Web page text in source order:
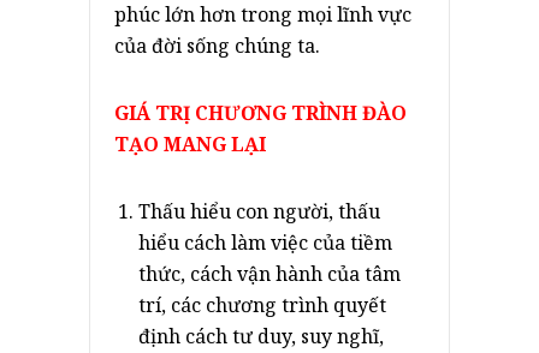
phúc lớn hơn trong mọi lĩnh vực
của đời sống chúng ta.
GIÁ TRỊ CHƯƠNG TRÌNH ĐÀO
TẠO MANG LẠI
Thấu hiểu con người, thấu
hiểu cách làm việc của tiềm
thức, cách vận hành của tâm
trí, các chương trình quyết
định cách tư duy, suy nghĩ,